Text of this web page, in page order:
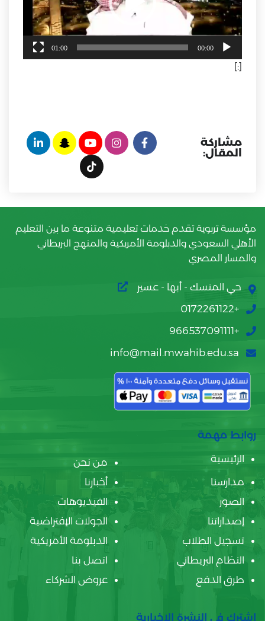
00:00
01:00
[:]
مشاركة
المقال:
مؤسسة تربوية تقدم خدمات تعليمية متنوعة ما بين التعليم
الأهلي السعودي والدبلومة الأمريكية والمنهج البريطاني
والمسار المصري
حي المنسك - أبها - عسير
+0172261122
+966537091111
info@mail.mwahib.edu.sa
روابط مهمة
الرئيسية
من نحن
مدارسنا
أخبارنا
الصور
الفيديوهات
إصداراتنا
الجولات الإفتراضية
تسجيل الطلاب
الدبلومة الأمريكية
النظام البريطاني
اتصل بنا
طرق الدفع
عروض الشركاء
اشترك في النشرة الإخبارية